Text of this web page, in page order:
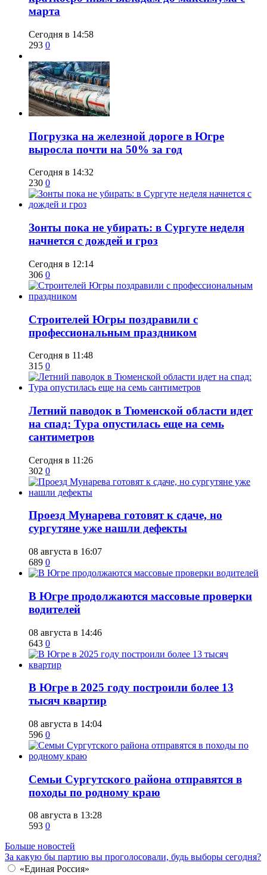
марта
Сегодня в 14:58
293 0
​Погрузка на железной дороге в Югре
выросла почти на 50% за год
Сегодня в 14:32
230 0
​Зонты пока не убирать: в Сургуте неделя
начнется с дождей и гроз
Сегодня в 12:14
306 0
​Строителей Югры поздравили с
профессиональным праздником
Сегодня в 11:48
315 0
​Летний паводок в Тюменской области идет
на спад: Тура опустилась еще на семь
сантиметров
Сегодня в 11:26
302 0
​Проезд Мунарева готовят к сдаче, но
сургутяне уже нашли дефекты
08 августа в 16:07
689 0
​В Югре продолжаются массовые проверки
водителей
08 августа в 14:46
643 0
​В Югре в 2025 году построили более 13
тысяч квартир
08 августа в 14:04
596 0
​Семьи Сургутского района отправятся в
походы по родному краю
08 августа в 13:28
593 0
Больше новостей
За какую бы партию вы проголосовали, будь выборы сегодня?
«Единая Россия»